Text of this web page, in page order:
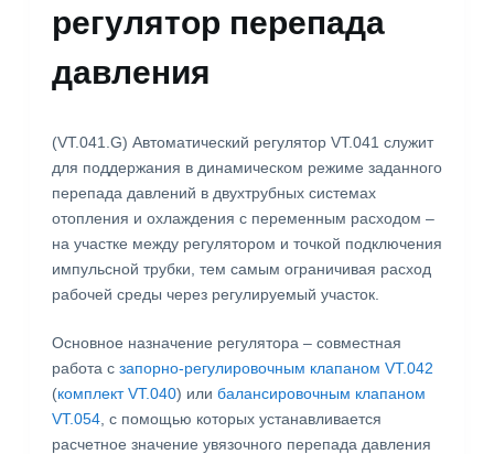
регулятор перепада
давления
(VT.041.G) Автоматический регулятор VT.041 служит
для поддержания в динамическом режиме заданного
перепада давлений в двухтрубных системах
отопления и охлаждения с переменным расходом –
на участке между регулятором и точкой подключения
импульсной трубки, тем самым ограничивая расход
рабочей среды через регулируемый участок.
Основное назначение регулятора – совместная
работа с запорно-регулировочным клапаном VT.042
(комплект VT.040) или балансировочным клапаном
VT.054, с помощью которых устанавливается
расчетное значение увязочного перепада давления